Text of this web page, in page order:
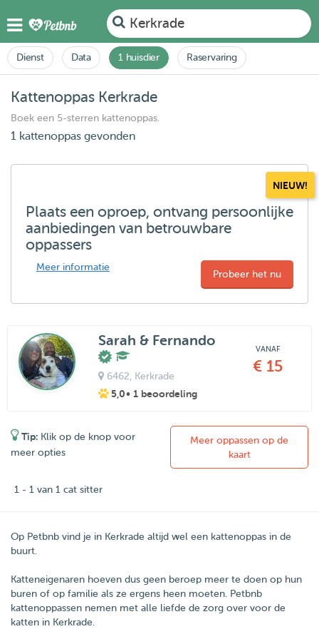
Kerkrade
Dienst Data 1 huisdier Raservaring
Kattenoppas Kerkrade
Boek een 5-sterren kattenoppas.
1 kattenoppas gevonden
NIEUW!
Plaats een oproep, ontvang persoonlijke
aanbiedingen van betrouwbare
oppassers
Meer informatie
Probeer het nu
Sarah & Fernando
6462, Kerkrade
5,0• 1 beoordeling
VANAF
€ 15
Tip: Klik op de knop voor
meer opties
Meer oppassen op de
kaart
1 - 1 van 1 cat sitter
Op Petbnb vind je in Kerkrade altijd wel een kattenoppas in de
buurt.
Katteneigenaren hoeven dus geen beroep meer te doen op hun
buren of op familie als ze ergens heen moeten. Petbnb
kattenoppassen nemen met alle liefde de zorg over voor de
katten in Kerkrade.